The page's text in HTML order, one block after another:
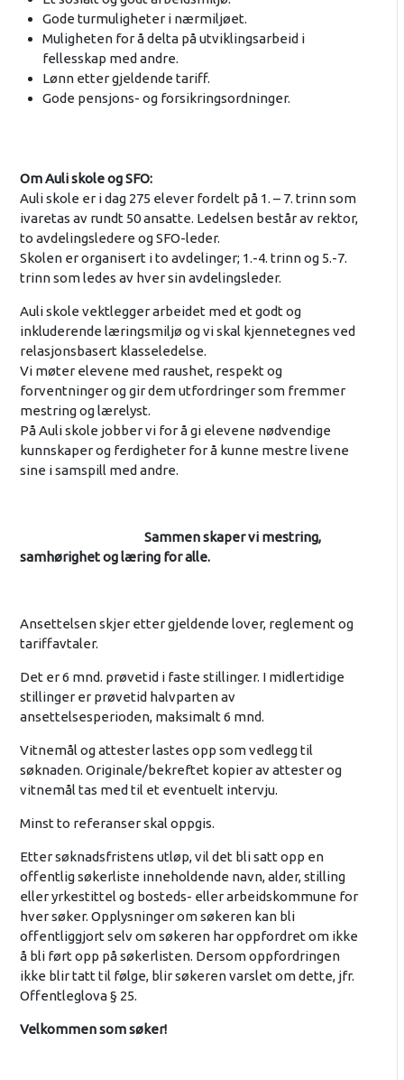
Gode turmuligheter i nærmiljøet.
Muligheten for å delta på utviklingsarbeid i
fellesskap med andre.
Lønn etter gjeldende tariff.
Gode pensjons- og forsikringsordninger.
Om Auli skole og SFO:
Auli skole er i dag 275 elever fordelt på 1. – 7. trinn som
ivaretas av rundt 50 ansatte. Ledelsen består av rektor,
to avdelingsledere og SFO-leder.
Skolen er organisert i to avdelinger; 1.-4. trinn og 5.-7.
trinn som ledes av hver sin avdelingsleder.
Auli skole vektlegger arbeidet med et godt og
inkluderende læringsmiljø og vi skal kjennetegnes ved
relasjonsbasert klasseledelse.
Vi møter elevene med raushet, respekt og
forventninger og gir dem utfordringer som fremmer
mestring og lærelyst.
På Auli skole jobber vi for å gi elevene nødvendige
kunnskaper og ferdigheter for å kunne mestre livene
sine i samspill med andre.
Sammen skaper vi mestring,
samhørighet og læring for alle.
Ansettelsen skjer etter gjeldende lover, reglement og
tariffavtaler.
Det er 6 mnd. prøvetid i faste stillinger. I midlertidige
stillinger er prøvetid halvparten av
ansettelsesperioden, maksimalt 6 mnd.
Vitnemål og attester lastes opp som vedlegg til
søknaden. Originale/bekreftet kopier av attester og
vitnemål tas med til et eventuelt intervju.
Minst to referanser skal oppgis.
Etter søknadsfristens utløp, vil det bli satt opp en
offentlig søkerliste inneholdende navn, alder, stilling
eller yrkestittel og bosteds- eller arbeidskommune for
hver søker. Opplysninger om søkeren kan bli
offentliggjort selv om søkeren har oppfordret om ikke
å bli ført opp på søkerlisten. Dersom oppfordringen
ikke blir tatt til følge, blir søkeren varslet om dette, jfr.
Offentleglova § 25.
Velkommen som søker!